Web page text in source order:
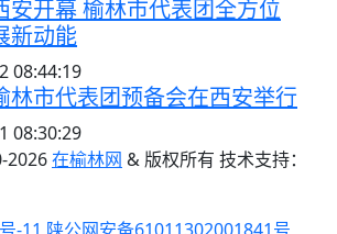
安开幕 榆林市代表团全方位
新动能
08:44:19
林市代表团预备会在西安举行
08:30:29
2026在榆林网 & 版权所有 技术支持：